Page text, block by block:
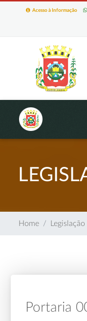
Acesso à Informação
Home Legislação
Portaria